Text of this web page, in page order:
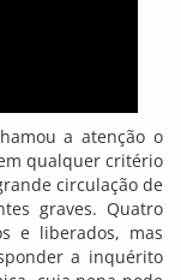
a atenção o
qualquer critério
circulação de
graves. Quatro
e liberados, mas
a inquérito